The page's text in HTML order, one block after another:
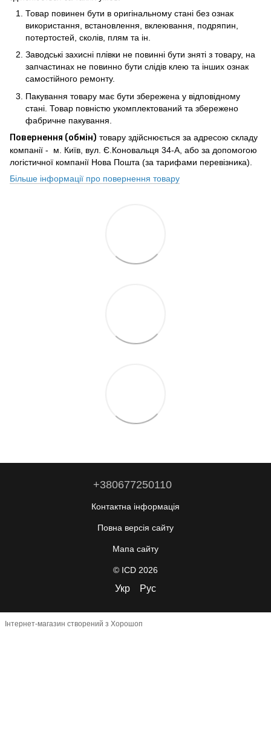
Товар повинен бути в оригінальному стані без ознак
використання, встановлення, вклеювання, подряпин,
потертостей, сколів, плям та ін.
Заводські захисні плівки не повинні бути зняті з товару, на
запчастинах не повинно бути слідів клею та інших ознак
самостійного ремонту.
Пакування товару має бути збережена у відповідному
стані. Товар повністю укомплектований та збережено
фабричне пакування.
Повернення (обмін) товару здійснюється за адресою складу
компанії - м. Київ, вул. Є.Коновальця 34-А, або за допомогою
логістичної компанії Нова Пошта (за тарифами перевізника).
Більше інформації про повернення товару
+380677250110
Контактна інформація
Повна версія сайту
Мапа сайту
© ICD 2026
Укр Рус
Інтернет-магазин створений з Хорошоп